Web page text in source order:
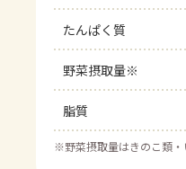
たんぱく質
野菜摂取量※
脂質
※野菜摂取量はきのこ類・